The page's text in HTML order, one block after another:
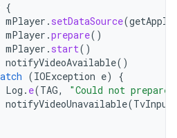
{
mPlayer . setDataSource(
mPlayer .prepare()
mPlayer . start()
notifyVideoAvailable()
(IOException e)
{
Log . e(TAG,
"Could not prepare
notifyVideoUnavailable(